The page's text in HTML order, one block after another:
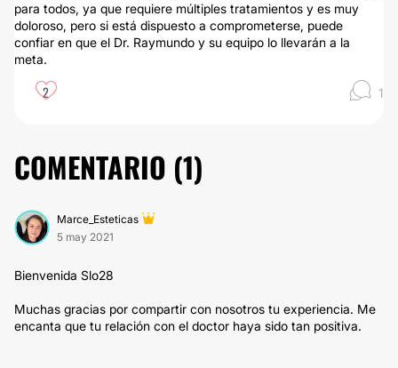
para todos, ya que requiere múltiples tratamientos y es muy
doloroso, pero si está dispuesto a comprometerse, puede
confiar en que el Dr. Raymundo y su equipo lo llevarán a la
meta.
2 1
COMENTARIO (1)
Marce_Esteticas
5 may 2021
Bienvenida Slo28
Muchas gracias por compartir con nosotros tu experiencia. Me
encanta que tu relación con el doctor haya sido tan positiva.